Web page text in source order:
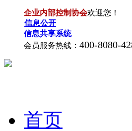
企业内部控制协会欢迎您！
信息公开
信息共享系统
会员服务热线： 400-8080-
首页